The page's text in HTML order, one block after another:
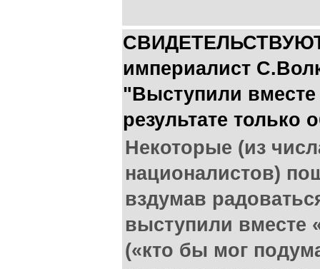
империалист
"Выступили
результате
Некоторые (из
националистов)
вздумав
выступили вместе
(«кто бы мог